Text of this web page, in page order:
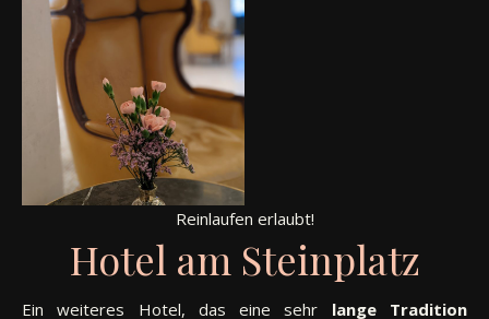
Reinlaufen erlaubt!
Hotel am Steinplatz
Ein weiteres Hotel, das eine sehr lange
Tradition